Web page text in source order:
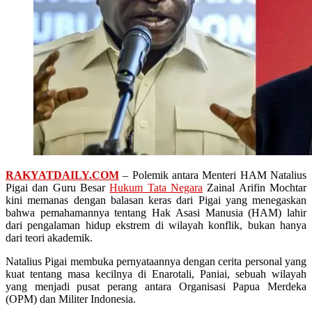
RAKYATDAILY.COM – Polemik antara Menteri HAM Natalius
Pigai dan Guru BesarHukum Tata Negara Zainal Arifin Mochtar
kini memanas dengan balasan keras dari Pigai yang menegaskan
bahwa pemahamannya tentang Hak Asasi Manusia (HAM) lahir
dari pengalaman hidup ekstrem di wilayah konflik, bukan hanya
dari teori akademik.
Natalius Pigai membuka pernyataannya dengan cerita personal yang
kuat tentang masa kecilnya di Enarotali, Paniai, sebuah wilayah
yang menjadi pusat perang antara Organisasi Papua Merdeka
(OPM) dan Militer Indonesia.